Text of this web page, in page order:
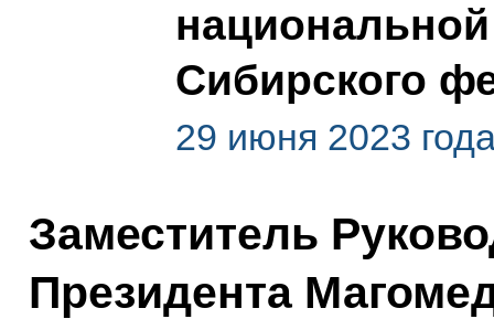
Сибирского
29 июня 2023
Заместитель
Президента